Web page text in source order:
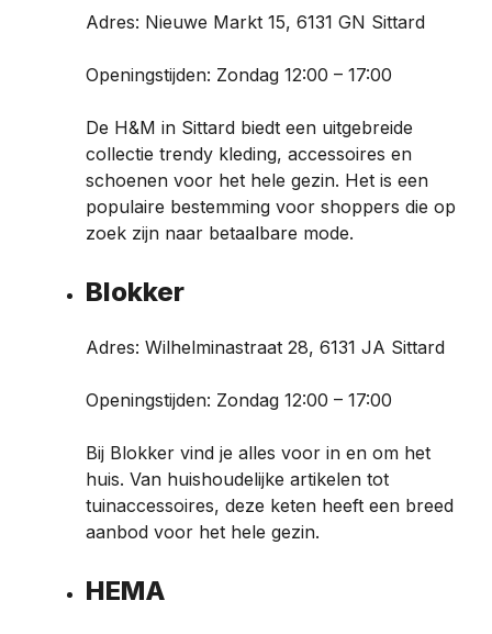
Adres: Nieuwe Markt 15, 6131 GN Sittard
Openingstijden: Zondag 12:00 – 17:00
De H&M in Sittard biedt een uitgebreide
collectie trendy kleding, accessoires en
schoenen voor het hele gezin. Het is een
populaire bestemming voor shoppers die op
zoek zijn naar betaalbare mode.
Blokker
Adres: Wilhelminastraat 28, 6131 JA Sittard
Openingstijden: Zondag 12:00 – 17:00
Bij Blokker vind je alles voor in en om het
huis. Van huishoudelijke artikelen tot
tuinaccessoires, deze keten heeft een breed
aanbod voor het hele gezin.
HEMA